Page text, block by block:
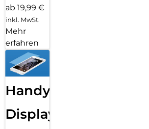
ab 19,99 €
inkl. MwSt.
Mehr
erfahren
Handy
Displayfolie